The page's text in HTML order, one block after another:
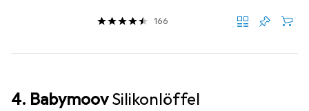
166
4. BabymoovSilikonlöffel